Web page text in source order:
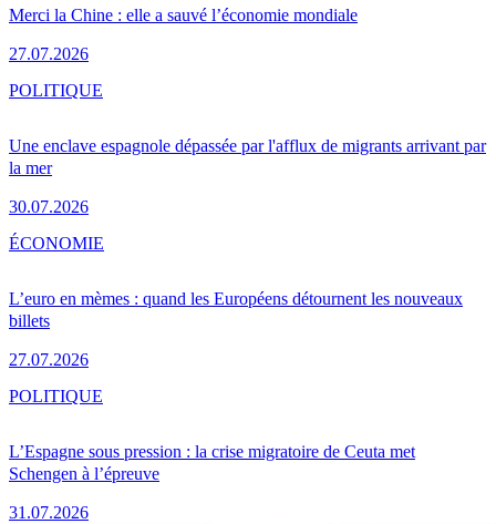
Merci la Chine : elle a sauvé l’économie mondiale
27.07.2026
Une enclave espagnole dépassée par l'afflux de migrants arrivant par
la mer
30.07.2026
POLITIQUE
L’euro en mèmes : quand les Européens détournent les nouveaux
billets
27.07.2026
ÉCONOMIE
L’Espagne sous pression : la crise migratoire de Ceuta met
Schengen à l’épreuve
31.07.2026
POLITIQUE